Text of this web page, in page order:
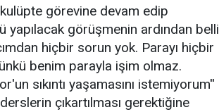
kulüpte görevine devam edip
görüşmenin ardından belli
hiçbir sorun yok. Parayı hiçbir
benim parayla işim olmaz.
sıkıntı yaşamasını istemiyorum''
çıkartılması gerektiğine